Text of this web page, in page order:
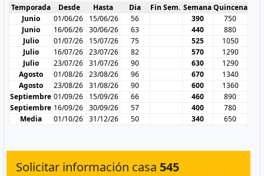
Temporada Desde Hasta Dia Fin Sem. SemanaQuincena
Junio
01/06/26 15/06/26 56 390
750
Junio
16/06/26 30/06/26 63 440
880
Julio
01/07/26 15/07/26 75 525
1050
Julio
16/07/26 23/07/26 82 570
1290
Julio
23/07/26 31/07/26 90 630
1290
Agosto
01/08/26 23/08/26 96 670
1340
Agosto
23/08/26 31/08/26 90 600
1360
Septiembre 01/09/26 15/09/26 66 460
890
Septiembre 16/09/26 30/09/26 57 400
780
Media
01/10/26 31/12/26 50 340 650
Solicitar información casa 545